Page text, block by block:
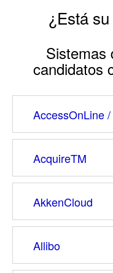
¿Está
Sistemas
candidatos
AccessOnLine /
AcquireTM
AkkenCloud
Allibo